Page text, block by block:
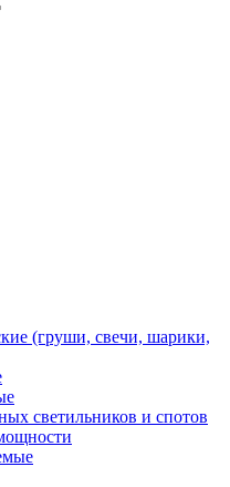
(груши, свечи, шарики,
светильников и спотов